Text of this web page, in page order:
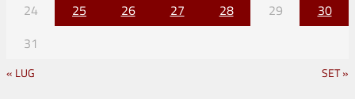
24
25 26 27 28 29
30
31
« LUG SET »